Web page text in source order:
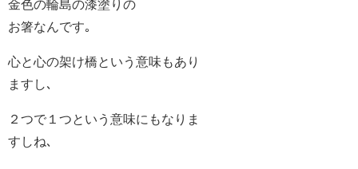
金色の輪島の漆塗りの
お箸なんです｡
心と心の架け橋という意味もあり
ますし､
２つで１つという意味にもなりま
すしね､